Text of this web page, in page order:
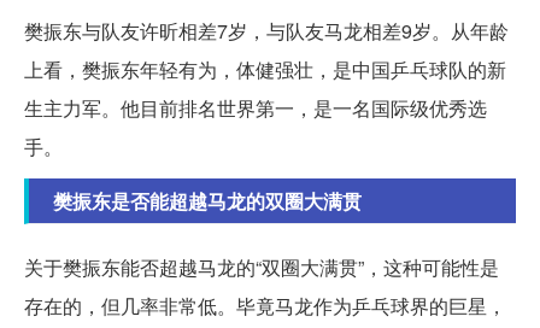
樊振东与队友许昕相差7岁，与队友马龙相差9岁。从年龄
上看，樊振东年轻有为，体健强壮，是中国乒乓球队的新
生主力军。他目前排名世界第一，是一名国际级优秀选
手。
樊振东是否能超越马龙的双圈大满贯
关于樊振东能否超越马龙的“双圈大满贯”，这种可能性是
存在的，但几率非常低。毕竟马龙作为乒乓球界的巨星，